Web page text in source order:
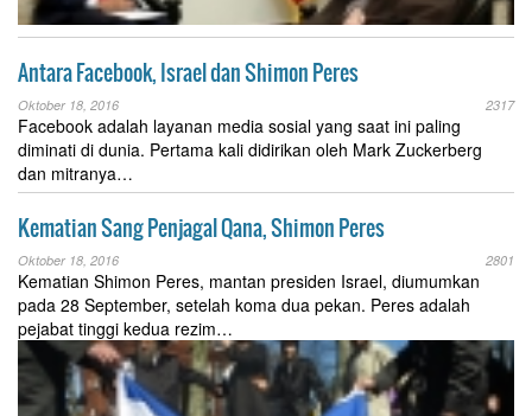
Antara Facebook, Israel dan Shimon Peres
Oktober 18, 2016 2317
Facebook adalah layanan media sosial yang saat ini paling
diminati di dunia. Pertama kali didirikan oleh Mark Zuckerberg
dan mitranya…
Kematian Sang Penjagal Qana, Shimon Peres
Oktober 18, 2016 2801
Kematian Shimon Peres, mantan presiden Israel, diumumkan
pada 28 September, setelah koma dua pekan. Peres adalah
pejabat tinggi kedua rezim…